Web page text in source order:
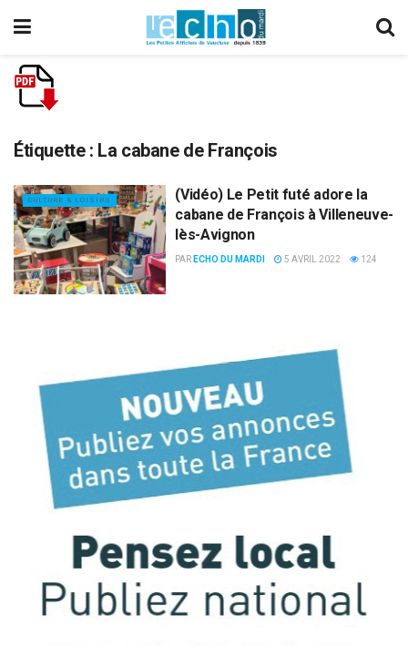
Étiquette : La cabane de François
CULTURE & LOISIRS
(Vidéo) Le Petit futé adore la
cabane de François à Villeneuve-
lès-Avignon
PAR ECHO DU MARDI 5 AVRIL 2022 124